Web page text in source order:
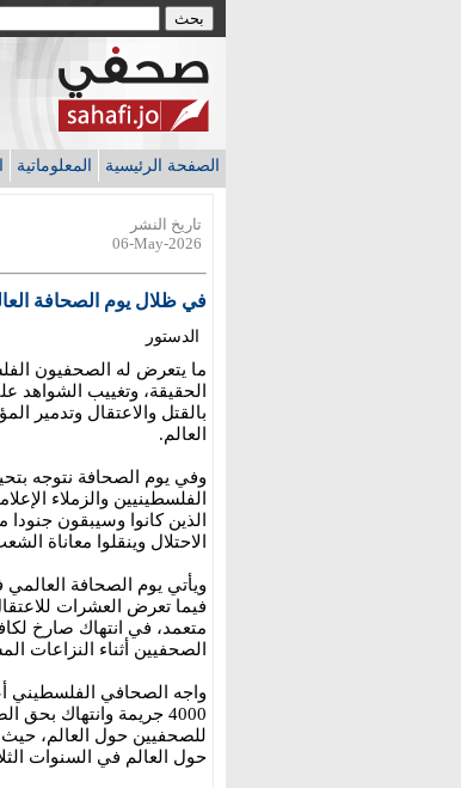
الصفحة الرئيسية المعلوماتية
تاريخ النشر
06-May-2026
في ظلال يوم الصحافة
الدستور
ما يتعرض له الصحفيون
الحقيقة، وتغييب الشواهد
بالقتل والاعتقال وتدمير
العالم.
وفي يوم الصحافة نتوجه
الفلسطينيين والزملاء
الذين كانوا وسيبقون
الاحتلال وينقلوا معاناة
ويأتي يوم الصحافة
فيما تعرض العشرات
متعمد، في انتهاك صارخ
الصحفيين أثناء النزاعات
واجه الصحافي الفلسطيني
4000 جريمة وانتهاك
للصحفيين حول العالم،
حول العالم في السنوات